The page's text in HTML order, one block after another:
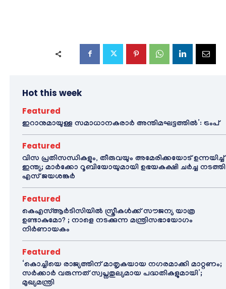
Hot this week
Featured
ഇറാനുമായുള്ള സമാധാനകരാർ അന്തിമഘട്ടത്തിൽ‌’: ട്രംപ്
Featured
വിസ പ്രതിസന്ധികളും, തീരുവയും അമേരിക്കയോട് ഉന്നയിച്ച്
ഇന്ത്യ; മാർക്കോ റൂബിയോയുമായി ഉഭയകക്ഷി ചർച്ച നടത്തി
എസ് ജയശങ്കർ
Featured
കെഎസ്ആർടിസിയിൽ സ്ത്രീകൾക്ക് സൗജന്യ യാത്ര
ഉണ്ടാകുമോ? ; നാളെ നടക്കുന്ന മന്ത്രിസഭായോഗം
നിർണായകം
Featured
‘കൊച്ചിയെ രാജ്യത്തിന് മാതൃകയായ നഗരമാക്കി മാറ്റണം;
സർക്കാർ വരുന്നത് സ്വപ്നതുല്യമായ പദ്ധതികളുമായി’;
മുഖ്യമന്ത്രി